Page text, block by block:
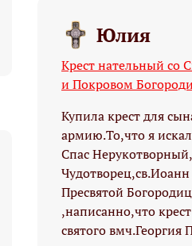
Юлия
Крест нательный со
и Покровом
Купила крест для
армию.То,что я
Спас
Пресвятой
,написанно,что
святого